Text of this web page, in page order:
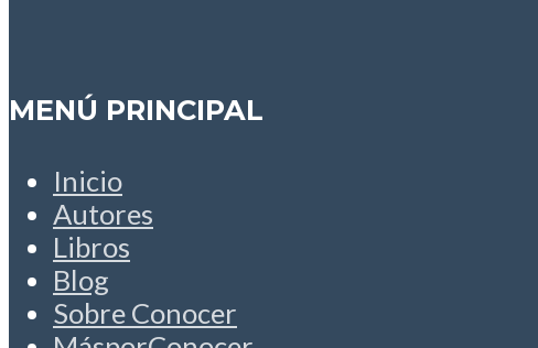
MENÚ PRINCIPAL
Inicio
Autores
Libros
Blog
Sobre Conocer